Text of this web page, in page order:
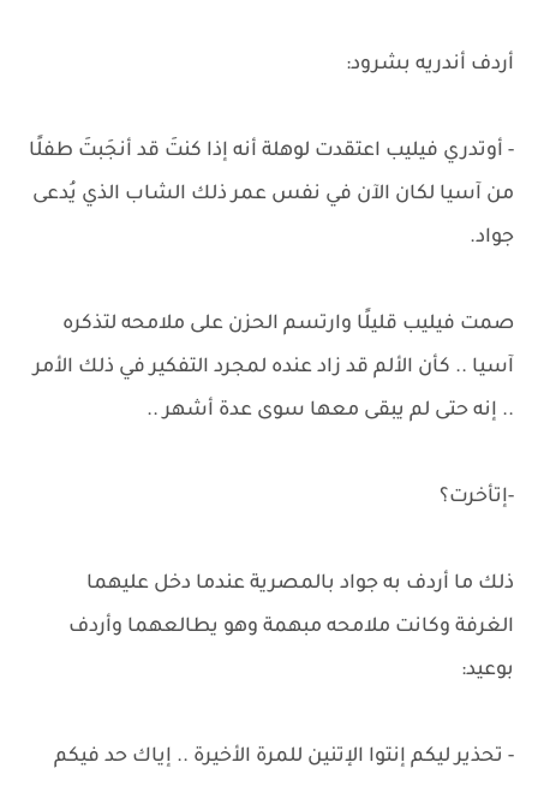
أردف أندريه بشرود:
- أوتدري فيليب اعتقدت لوهلة أنه إذا كنتَ قد أنجَبتَ طفلًا
من آسيا لكان الآن في نفس عمر ذلك الشاب الذي يُدعى
جواد.
صمت فيليب قليلًا وارتسم الحزن على ملامحه لتذكره
آسيا .. كأن الألم قد زاد عنده لمجرد التفكير في ذلك الأمر
.. إنه حتى لم يبقى معها سوى عدة أشهر ..
-إتأخرت؟
ذلك ما أردف به جواد بالمصرية عندما دخل عليهما
الغرفة وكانت ملامحه مبهمة وهو يطالعهما وأردف
بوعيد:
- تحذير ليكم إنتوا الإتنين للمرة الأخيرة .. إياك حد فيكم